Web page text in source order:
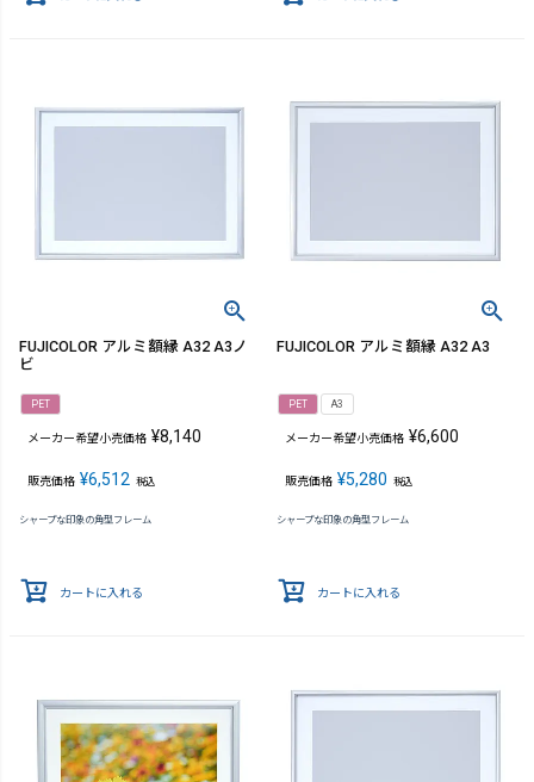
FUJICOLOR アルミ額縁 A32 A3ノ
ビ
PET
メーカー希望小売価格 ¥8,140
販売価格 ¥6,512 税込
シャープな印象の角型フレーム
カートに入れる
FUJICOLOR アルミ額縁 A32 A3
PET A3
メーカー希望小売価格 ¥6,600
販売価格 ¥5,280 税込
シャープな印象の角型フレーム
カートに入れる